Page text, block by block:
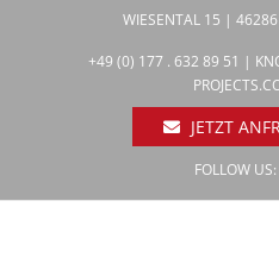
WIESENTAL 15 | 46286
+49 (0) 177 . 632 89 51 |
JETZT
FOLLOW US: